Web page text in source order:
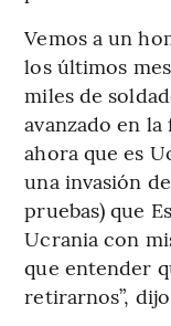
Vemos a un
los últimos
miles de
avanzado en
ahora que es
una invasión
pruebas) que
Ucrania con
que entender
retirarnos”,